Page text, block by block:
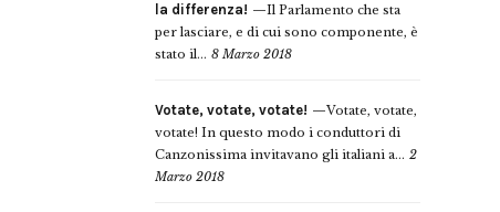
la differenza!
Il Parlamento che sta
per lasciare, e di cui sono componente, è
stato il... 8 Marzo 2018
Votate, votate, votate!
Votate, votate,
votate! In questo modo i conduttori di
Canzonissima invitavano gli italiani a... 2
Marzo 2018